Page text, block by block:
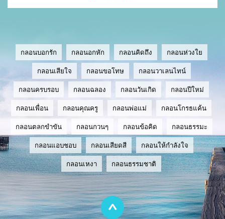
กลอนบอกรัก กลอนอกหัก กลอนคิดถึง กลอนห่วงใย
กลอนเสียใจ กลอนขอโทษ กลอนวาเลนไทน์
กลอนครบรอบ กลอนฉลอง กลอนวันเกิด กลอนปีใหม่
กลอนเพื่อน กลอนคุณครู กลอนพ่อแม่ กลอนโกรธแค้น
กลอนตลกขำขัน กลอนกวนๆ กลอนข้อคิด กลอนธรรมะ
กลอนแอบชอบ กลอนเสียดสี กลอนให้กำลังใจ
กลอนเหงา กลอนธรรมชาติ